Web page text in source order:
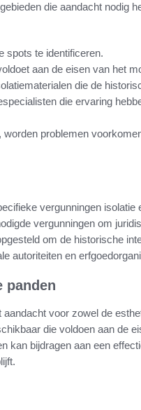
die aandacht nodig
spots te identificeren.
aan de eisen van het
die de
die ervaring
worden problemen
vergunningen
vergunningen om
om de historische
autoriteiten en
panden
voor zowel de
die voldoen aan de
kan bijdragen aan een